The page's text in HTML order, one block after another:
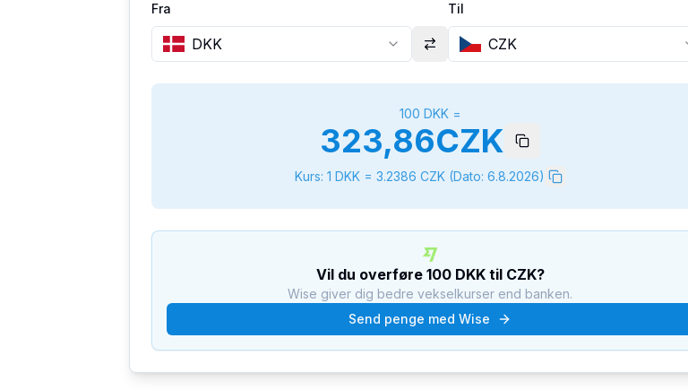
Fra
DKK
Til
CZK
100 DKK=
323,86CZK
Kurs: 1 DKK= 3.2386 CZK(Dato: 6.8.2026)
Vil du overføre 100 DKKtil CZK?
Wise giver dig bedre vekselkurser end banken.
Send penge med Wise